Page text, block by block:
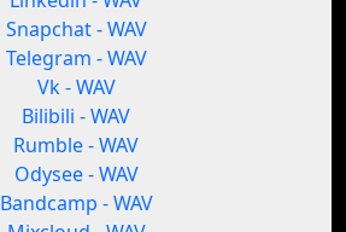
Snapchat - WAV
Telegram - WAV
Vk - WAV
Bilibili - WAV
Rumble - WAV
Odysee - WAV
Bandcamp - WAV